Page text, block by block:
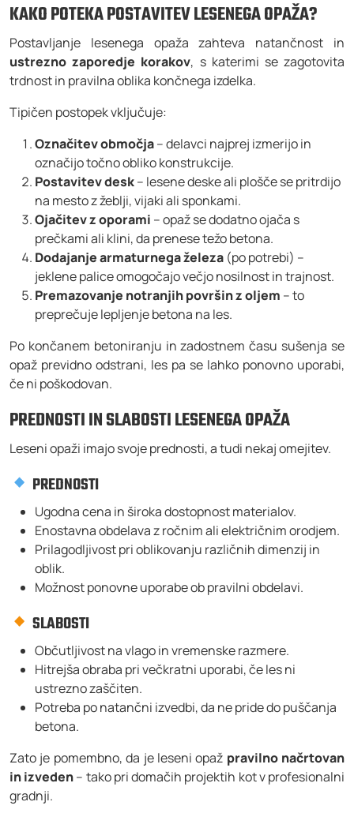
KAKO POTEKA POSTAVITEV LESENEGA OPAŽA?
Postavljanje lesenega opaža zahteva natančnost in
ustrezno zaporedje korakov, s katerimi se zagotovita
trdnost in pravilna oblika končnega izdelka.
Tipičen postopek vključuje:
Označitev območja– delavci najprej izmerijo in
označijo točno obliko konstrukcije.
Postavitev desk– lesene deske ali plošče se pritrdijo
na mesto z žeblji, vijaki ali sponkami.
Ojačitev z oporami – opaž se dodatno ojača s
prečkami ali klini, da prenese težo betona.
Dodajanje armaturnega železa (po potrebi) –
jeklene palice omogočajo večjo nosilnost in trajnost.
Premazovanje notranjih površin z oljem – to
preprečuje lepljenje betona na les.
Po končanem betoniranju in zadostnem času sušenja se
opaž previdno odstrani, les pa se lahko ponovno uporabi,
če ni poškodovan.
PREDNOSTI IN SLABOSTI LESENEGA OPAŽA
Leseni opaži imajo svoje prednosti, a tudi nekaj omejitev.
PREDNOSTI
Ugodna cena in široka dostopnost materialov.
Enostavna obdelava z ročnim ali električnim orodjem.
Prilagodljivost pri oblikovanju različnih dimenzij in
oblik.
Možnost ponovne uporabe ob pravilni obdelavi.
SLABOSTI
Občutljivost na vlago in vremenske razmere.
Hitrejša obraba pri večkratni uporabi, če les ni
ustrezno zaščiten.
Potreba po natančni izvedbi, da ne pride do puščanja
betona.
Zato je pomembno, da je leseni opaž pravilno načrtovan
in izveden– tako pri domačih projektih kot v profesionalni
gradnji.